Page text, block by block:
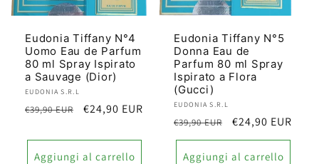
Eudonia Tiffany N°4
Uomo Eau de Parfum
80 ml Spray Ispirato
a Sauvage (Dior)
Produttore:
EUDONIA S.R.L
Prezzo
listino
€39,90 EUR
Prezzo
€24,90 EUR
Aggiungi al carrello
Eudonia Tiffany N°5
Donna Eau de
Parfum 80 ml Spray
Ispirato a Flora
(Gucci)
Produttore:
EUDONIA S.R.L
Prezzo
di
listino
€39,90 EUR
Prezzo
scontato
€24,90 EUR
Aggiungi al carrello